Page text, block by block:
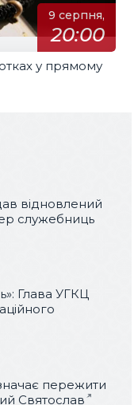
9 серпня,
20:00
у прямому
відновлений
служебниць
Глава УГКЦ
пережити
Святослав